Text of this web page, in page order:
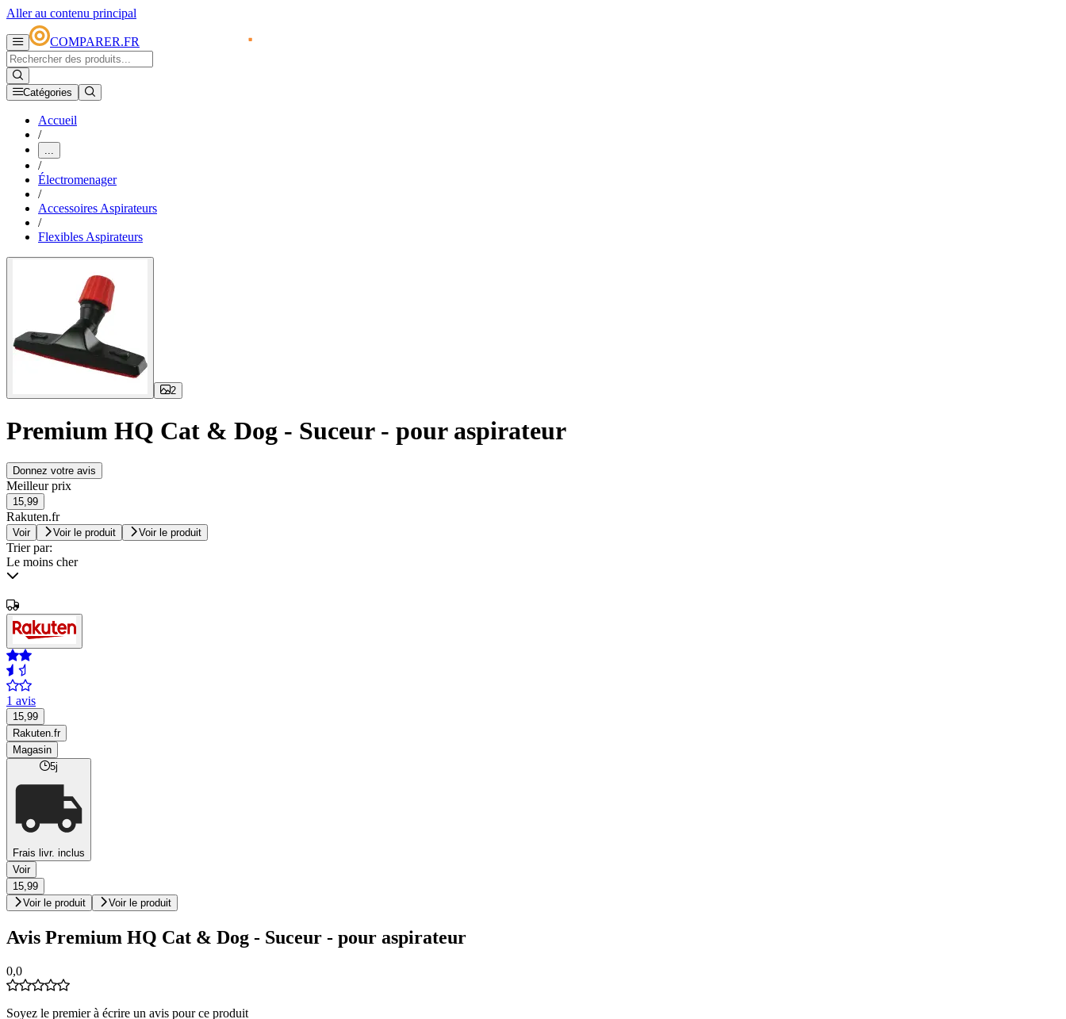
Aller au contenu principal
COMPARER.FR
Catégories
Accueil
/
...
/
Électromenager
/
Accessoires Aspirateurs
/
Flexibles Aspirateurs
2
Premium HQ Cat & Dog - Suceur - pour aspirateur
Donnez votre avis
Meilleur prix
15,99
Rakuten.fr
Voir Voir le produit Voir le produit
Trier par:
Le moins cher
1 avis
15,99
Rakuten.fr
Magasin
5j
Frais livr. inclus
Voir
15,99
Voir le produit
Voir le produit
Avis Premium HQ Cat & Dog - Suceur - pour aspirateur
0,0
Soyez le premier à écrire un avis pour ce produit